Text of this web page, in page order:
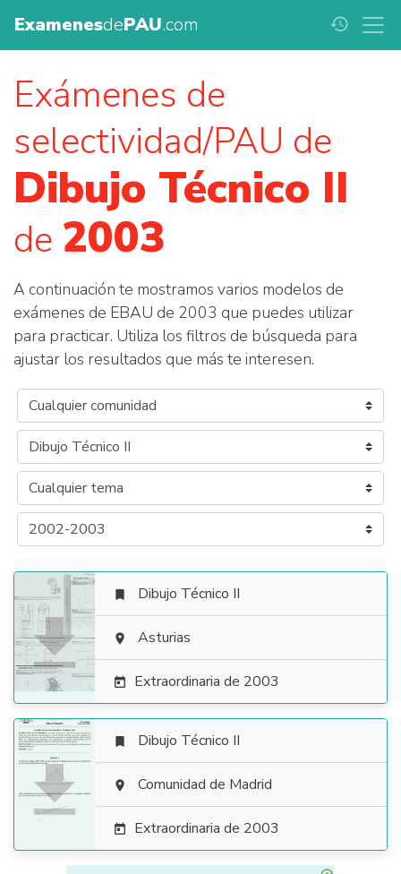
ExamenesdePAU.com history
Exámenes de
selectividad/PAU de
Dibujo Técnico II
de 2003
A continuación te mostramos varios modelos de
exámenes de EBAU de 2003 que puedes utilizar
para practicar. Utiliza los filtros de búsqueda para
ajustar los resultados que más te interesen.

 Dibujo Técnico II
 Asturias
 Extraordinaria de 2003

 Dibujo Técnico II
 Comunidad de Madrid
 Extraordinaria de 2003